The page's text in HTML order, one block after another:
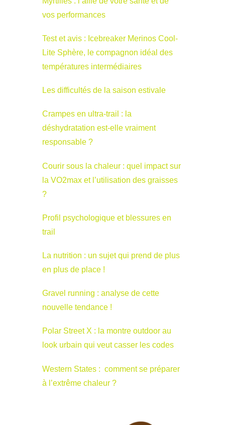
vos performances
Test et avis : Icebreaker Merinos Cool-
Lite Sphère, le compagnon idéal des
températures intermédiaires
Les difficultés de la saison estivale
Crampes en ultra-trail : la
déshydratation est-elle vraiment
responsable ?
Courir sous la chaleur : quel impact sur
la VO2max et l’utilisation des graisses
?
Profil psychologique et blessures en
trail
La nutrition : un sujet qui prend de plus
en plus de place !
Gravel running : analyse de cette
nouvelle tendance !
Polar Street X : la montre outdoor au
look urbain qui veut casser les codes
Western States : comment se préparer
à l’extrême chaleur ?